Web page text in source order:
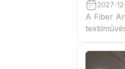
2027-
A Fiber